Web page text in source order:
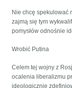
Nie chcę spekulować
zajmą się tym
pomysłów odnośnie
Wrobić Putina
Celem tej wojny z
ocalenia liberalizmu
ideologicznie